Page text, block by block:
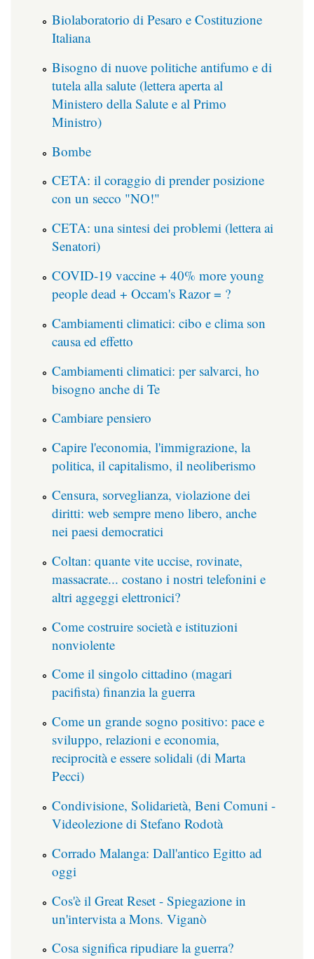
Biolaboratorio di Pesaro e Costituzione
Italiana
Bisogno di nuove politiche antifumo e di
tutela alla salute (lettera aperta al
Ministero della Salute e al Primo
Ministro)
Bombe
CETA: il coraggio di prender posizione
con un secco "NO!"
CETA: una sintesi dei problemi (lettera ai
Senatori)
COVID-19 vaccine + 40% more young
people dead + Occam's Razor = ?
Cambiamenti climatici: cibo e clima son
causa ed effetto
Cambiamenti climatici: per salvarci, ho
bisogno anche di Te
Cambiare pensiero
Capire l'economia, l'immigrazione, la
politica, il capitalismo, il neoliberismo
Censura, sorveglianza, violazione dei
diritti: web sempre meno libero, anche
nei paesi democratici
Coltan: quante vite uccise, rovinate,
massacrate... costano i nostri telefonini e
altri aggeggi elettronici?
Come costruire società e istituzioni
nonviolente
Come il singolo cittadino (magari
pacifista) finanzia la guerra
Come un grande sogno positivo: pace e
sviluppo, relazioni e economia,
reciprocità e essere solidali (di Marta
Pecci)
Condivisione, Solidarietà, Beni Comuni -
Videolezione di Stefano Rodotà
Corrado Malanga: Dall'antico Egitto ad
oggi
Cos'è il Great Reset - Spiegazione in
un'intervista a Mons. Viganò
Cosa significa ripudiare la guerra?